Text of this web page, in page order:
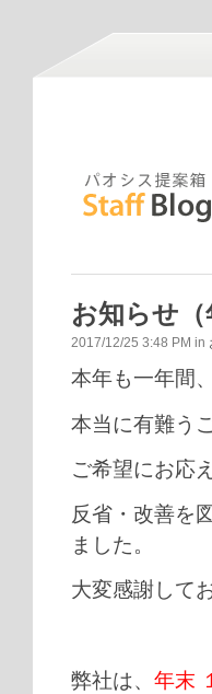
お知らせ
2017/12/25 3:48 PM in
本年も一年間
本当に有難う
ご希望にお応
反省・改善を
ました。
大変感謝して
弊社は、 年末